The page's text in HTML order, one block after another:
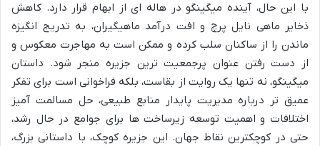
با این حال، آینده میگینگو در هاله ای از ابهام قرار دارد. کاهش
ذخایر ماهی نایل پرچ و افت درآمد ماهیگیران، به تدریج انگیزه
ماندن را از ساکنان سلب کرده و ممکن است به مهاجرت معکوس و
از دست رفتن عنوان پرجمعیت ترین جزیره منجر شود. داستان
میگینگو، نه تنها یک روایت از بقاست، بلکه فراخوانی است برای تفکر
عمیق تر درباره مدیریت پایدار منابع طبیعی، حل مسالمت آمیز
اختلافات و اهمیت توسعه زیرساخت ها برای جوامع در حال رشد،
حتی در کوچکترین نقاط جهان. این جزیره کوچک، با داستانی بزرگ،